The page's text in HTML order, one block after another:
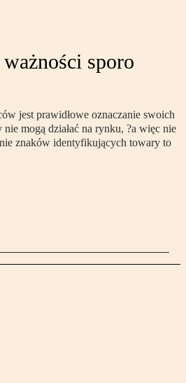
sporo
jest prawidłowe oznaczanie swoich
mogą działać na rynku, ?a więc nie
znaków identyfikujących towary to